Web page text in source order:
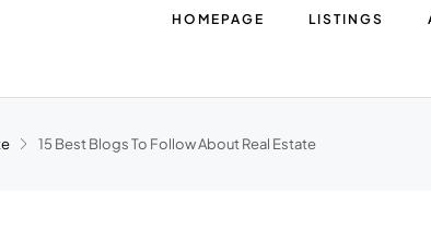
HOMEPAGE LISTINGS
15 Best Blogs To Follow About Real Estate